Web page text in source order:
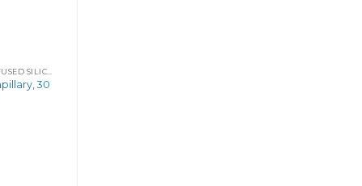
CỘT SẮC KÝ MAO QUẢN GC FUSED SILICA CAPILLARY COLUMNS
30